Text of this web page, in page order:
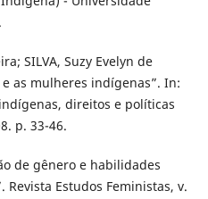
SILVA, Suzy Evelyn de
as mulheres indígenas”. In:
direitos e políticas
p. 33-46.
de gênero e habilidades
Revista Estudos Feministas, v.